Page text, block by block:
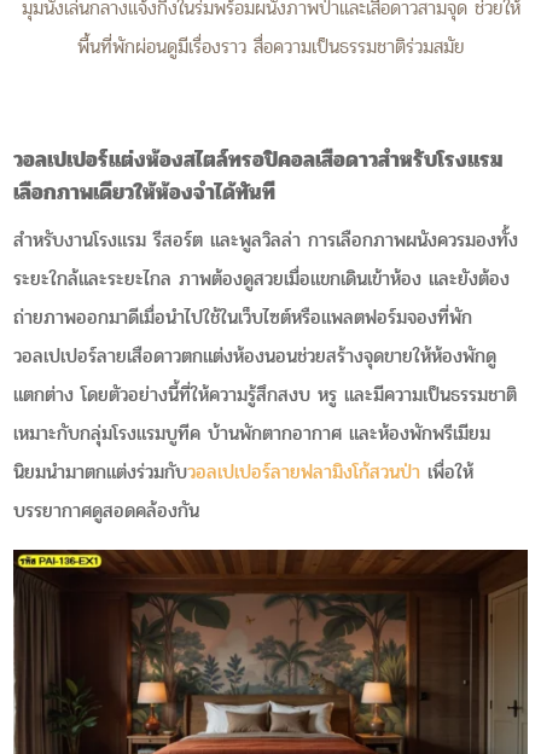
มุมนั่งเล่นกลางแจ้งกึ่งในร่มพร้อมผนังภาพป่าและเสือดาวสามจุด ช่วยให้
พื้นที่พักผ่อนดูมีเรื่องราว สื่อความเป็นธรรมชาติร่วมสมัย
วอลเปเปอร์แต่งห้องสไตล์ทรอปิคอลเสือดาวสำหรับโรงแรม
เลือกภาพเดียวให้ห้องจำได้ทันที
สำหรับงานโรงแรม รีสอร์ต และพูลวิลล่า การเลือกภาพผนังควรมองทั้ง
ระยะใกล้และระยะไกล ภาพต้องดูสวยเมื่อแขกเดินเข้าห้อง และยังต้อง
ถ่ายภาพออกมาดีเมื่อนำไปใช้ในเว็บไซต์หรือแพลตฟอร์มจองที่พัก
วอลเปเปอร์ลายเสือดาวตกแต่งห้องนอนช่วยสร้างจุดขายให้ห้องพักดู
แตกต่าง โดยตัวอย่างนี้ที่ให้ความรู้สึกสงบ หรู และมีความเป็นธรรมชาติ
เหมาะกับกลุ่มโรงแรมบูทีค บ้านพักตากอากาศ และห้องพักพรีเมียม
นิยมนำมาตกแต่งร่วมกับวอลเปเปอร์ลายฟลามิงโก้สวนป่า เพื่อให้
บรรยากาศดูสอดคล้องกัน